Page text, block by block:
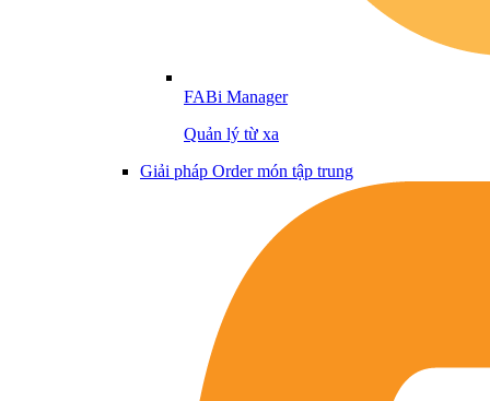
FABi Manager
Quản lý từ xa
Giải pháp Order món tập trung